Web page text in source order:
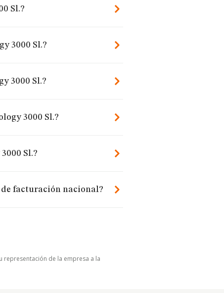
Sl.?
3000 Sl.?
3000 Sl.?
3000 Sl.?
Sl.?
facturación nacional?
representación de la empresa a la